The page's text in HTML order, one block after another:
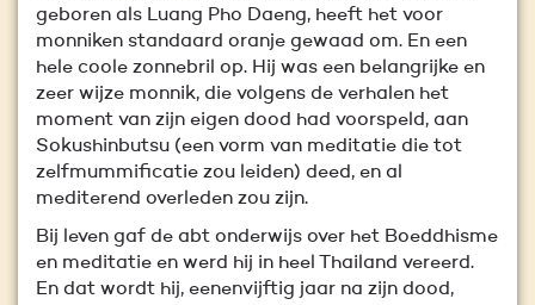
geboren als Luang Pho Daeng, heeft het voor
monniken standaard oranje gewaad om. En een
hele coole zonnebril op. Hij was een belangrijke en
zeer wijze monnik, die volgens de verhalen het
moment van zijn eigen dood had voorspeld, aan
Sokushinbutsu (een vorm van meditatie die tot
zelfmummificatie zou leiden) deed, en al
mediterend overleden zou zijn.
Bij leven gaf de abt onderwijs over het Boeddhisme
en meditatie en werd hij in heel Thailand vereerd.
En dat wordt hij, eenenvijftig jaar na zijn dood,